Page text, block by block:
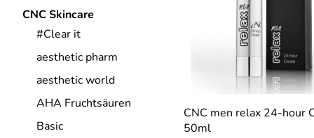
CNC Skincare
#Clear it
aesthetic pharm
aesthetic world
AHA Fruchtsäuren
Basic
CNC men relax 24-hour
50ml